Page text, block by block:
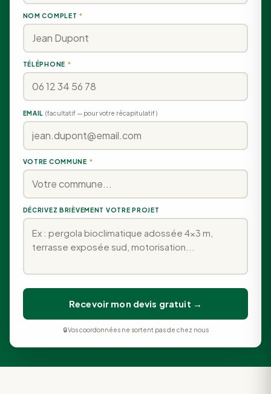
NOM COMPLET *
TÉLÉPHONE *
EMAIL (facultatif — pour votre récapitulatif)
VOTRE COMMUNE *
DÉCRIVEZ BRIÈVEMENT VOTRE PROJET
Recevoir mon devis gratuit →
🔒 Vos coordonnées ne sortent pas de chez nous